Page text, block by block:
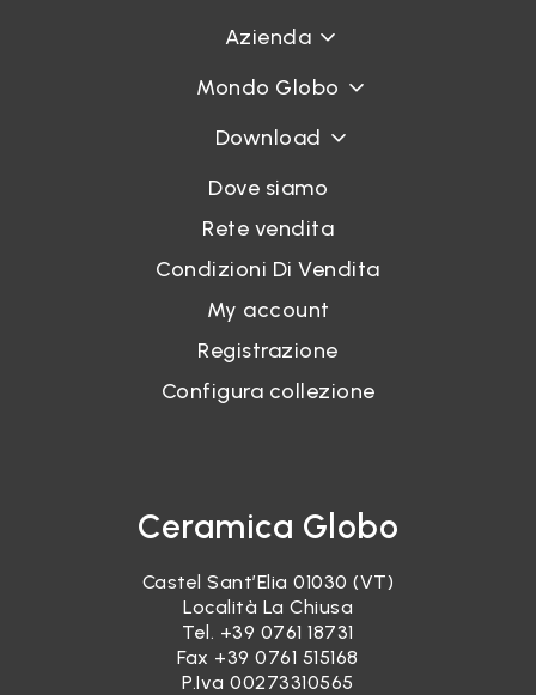
Azienda
Mondo Globo
Download
Dove siamo
Rete vendita
Condizioni Di Vendita
My account
Registrazione
Configura collezione
Ceramica Globo
Castel Sant’Elia 01030 (VT)
Località La Chiusa
Tel. +39 0761 18731
Fax +39 0761 515168
P.Iva 00273310565